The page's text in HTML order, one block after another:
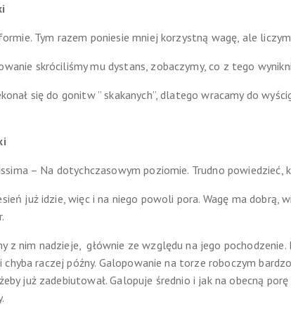
Tym razem poniesie mniej korzystną wagę, ale
skróciliśmy mu dystans, zobaczymy, co z tego
się do gonitw ” skakanych”, dlatego wracamy do
– Na dotychczasowym poziomie. Trudno
już idzie, więc i na niego powoli pora. Wagę ma
z nim nadzieje, głównie ze względu na jego
chyba raczej późny. Galopowanie na torze roboczym
już zadebiutował. Galopuje średnio i jak na obecną